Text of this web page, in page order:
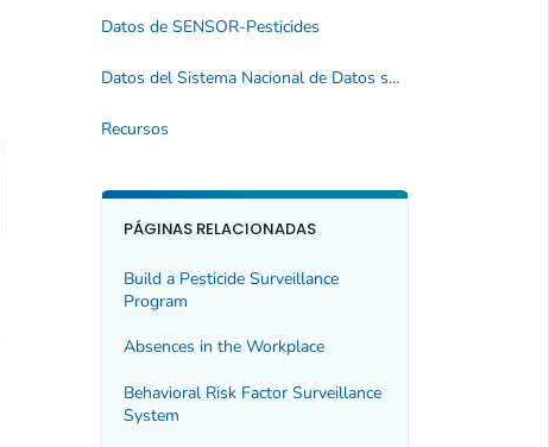
Datos de SENSOR-Pesticides
Datos del Sistema Nacional de Datos sobre Intoxicaciones y Envenenamientos (NPDS)
Recursos
PÁGINAS RELACIONADAS
Build a Pesticide Surveillance
Program
Absences in the Workplace
Behavioral Risk Factor Surveillance
System